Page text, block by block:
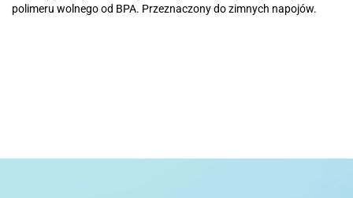
polimeru wolnego od BPA. Przeznaczony do zimnych napojów.